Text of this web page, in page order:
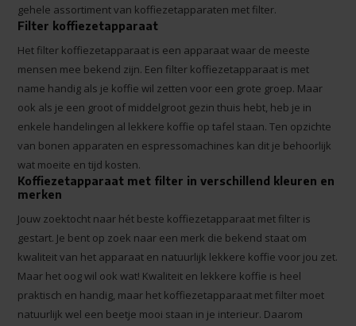
gehele assortiment van koffiezetapparaten met filter.
Filter koffiezetapparaat
Het filter koffiezetapparaat is een apparaat waar de meeste
mensen mee bekend zijn. Een filter koffiezetapparaat is met
name handig als je koffie wil zetten voor een grote groep. Maar
ook als je een groot of middelgroot gezin thuis hebt, heb je in
enkele handelingen al lekkere koffie op tafel staan. Ten opzichte
van bonen apparaten en espressomachines kan dit je behoorlijk
wat moeite en tijd kosten.
Koffiezetapparaat met filter in verschillend kleuren en
merken
Jouw zoektocht naar hét beste koffiezetapparaat met filter is
gestart. Je bent op zoek naar een merk die bekend staat om
kwaliteit van het apparaat en natuurlijk lekkere koffie voor jou zet.
Maar het oog wil ook wat! Kwaliteit en lekkere koffie is heel
praktisch en handig, maar het koffiezetapparaat met filter moet
natuurlijk wel een beetje mooi staan in je interieur. Daarom